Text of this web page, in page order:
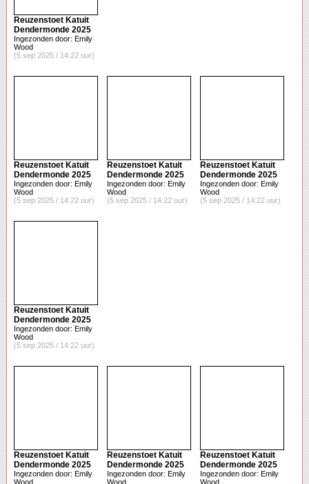
Reuzenstoet Katuit
Dendermonde 2025
Ingezonden door: Emily
Wood
(5 sep 2025 / 14:22 uur)
Reuzenstoet Katuit
Dendermonde 2025
Ingezonden door: Emily
Wood
(5 sep 2025 / 14:22 uur)
Reuzenstoet Katuit
Dendermonde 2025
Ingezonden door: Emily
Wood
(5 sep 2025 / 14:22 uur)
Reuzenstoet Katuit
Dendermonde 2025
Ingezonden door: Emily
Wood
(5 sep 2025 / 14:22 uur)
Reuzenstoet Katuit
Dendermonde 2025
Ingezonden door: Emily
Wood
(5 sep 2025 / 14:22 uur)
Reuzenstoet Katuit
Dendermonde 2025
Ingezonden door: Emily
Wood
Reuzenstoet Katuit
Dendermonde 2025
Ingezonden door: Emily
Wood
Reuzenstoet Katuit
Dendermonde 2025
Ingezonden door: Emily
Wood